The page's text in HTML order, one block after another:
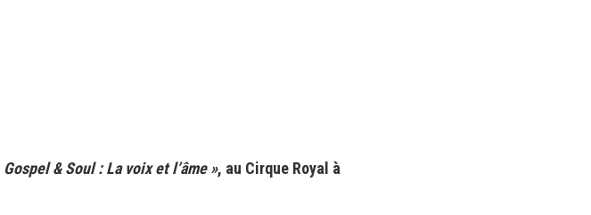
Gospel & Soul : La voix et l’âme », au Cirque Royal à